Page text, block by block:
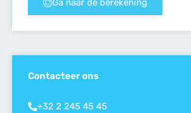
Ga naar de berekening
Contacteer ons
+32 2 245 45 45